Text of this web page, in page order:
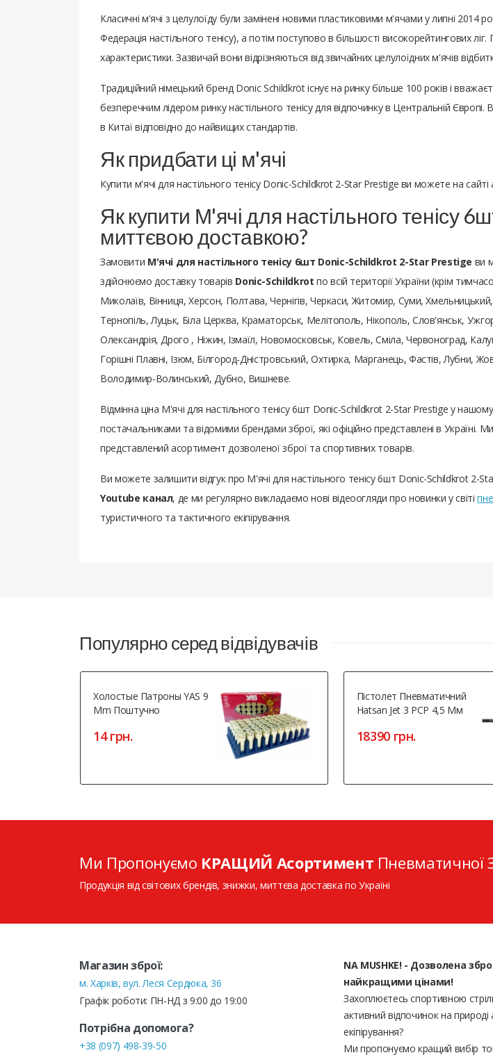
Класичні м'ячі з целулоїду були замінені новими пластиковими м'ячами у липні
Федерація настільного тенісу), а потім поступово в більшості високорейтингових ліг.
характеристики. Зазвичай вони відрізняються від звичайних целулоїдних м'ячів
Традиційний німецький бренд Donic Schildkröt існує на ринку більше 100 років і
безперечним лідером ринку настільного тенісу для відпочинку в Центральній
в Китаї відповідно до найвищих стандартів.
Як придбати ці м'ячі
Купити м'ячі для настільного тенісу Donic-Schildkrot 2-Star Prestige ви можете на
Як купити М'ячі для настільного тенісу
миттєвою доставкою?
Замовити М'ячі для настільного тенісу 6шт Donic-Schildkrot 2-Star Prestige ви
здійснюємо доставку товарів Donic-Schildkrot по всій території України (крім
Миколаїв, Вінниця, Херсон, Полтава, Чернігів, Черкаси, Житомир, Суми,
Тернопіль, Луцьк, Біла Церква, Краматорськ, Мелітополь, Нікополь, Слов'янськ,
Олександрія, Дрого , Ніжин, Ізмаїл, Новомосковськ, Ковель, Сміла, Червоноград,
Горішні Плавні, Ізюм, Білгород-Дністровський, Охтирка, Марганець, Фастів, Лубни,
Володимир-Волинський, Дубно, Вишневе.
Відмінна ціна М'ячі для настільного тенісу 6шт Donic-Schildkrot 2-Star Prestige у
постачальниками та відомими брендами зброї, які офіційно представлені в
представлений асортимент дозволеної зброї та спортивних товарів.
Ви можете залишити відгук про М'ячі для настільного тенісу 6шт Donic-Schildkrot 2-
Youtube канал, де ми регулярно викладаємо нові відеоогляди про новинки у світі
туристичного та тактичного екіпірування.
Популярно серед відвідувачів
Холостые Патроны YAS 9
Mm Поштучно
14 грн.
Пістолет Пневматичний
Hatsan Jet 3 PCP 4,5 Мм
18390 грн.
Ми Пропонуємо КРАЩИЙ Асортимент Пневматичної
Продукція від світових брендів, знижки, миттєва доставка по Україні
Магазин зброї:
м. Харків, вул. Леся Сердюка, 36
Графік роботи: ПН-НД з 9:00 до 19:00
Потрібна допомога?
+38 (097) 498-39-50
NA MUSHKE! - Дозволена
найкращими цінами!
Захоплюєтесь спортивною
активний відпочинок на природі
екіпірування?
Ми пропонуємо кращий вибір